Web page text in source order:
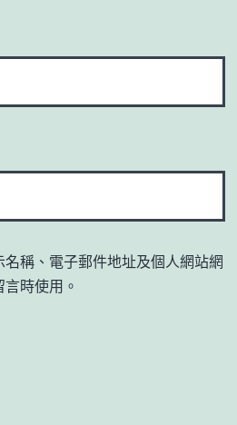
名稱、電子郵件地址及個人網站網
時使用。